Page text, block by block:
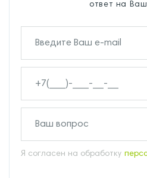
ответ на
Я согласен на обработку